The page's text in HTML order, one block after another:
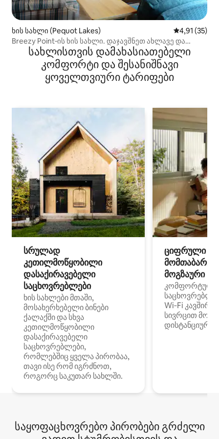
ხის სახლი (Pequot Lakes) საშუალო
4,91 (35)
Breezy Point‑ის ხის სახლი. დაჯავშნეთ ახლავე და
დატკბით შემოდგომის ფერებით!
სახლისთვის დამახასიათებელი
კომფორტი და შესანიშნავი
ყოველთვიური ტარიფები
სრულად
კეთილმოწყობილი
დასაქირავებელი
საცხოვრებლები
ხის სახლები მთაში,
მოსახერხებელი ბინები
ქალაქში და სხვა
კეთილმოწყობილი
დასაქირავებელი
საცხოვრებლები,
რომლებშიც ყველა პირობაა,
თავი ისე რომ იგრძნოთ,
როგორც საკუთარ სახლში.
ციფრული
მოგზაური
კომფორტული
Wi‑Fi
სივრცით
დისტანციური
საყოფაცხოვრებო პირობები გრძელი